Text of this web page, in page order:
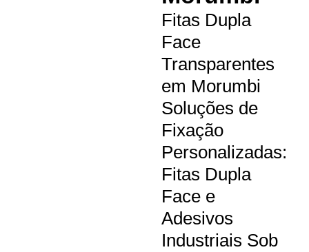
Fitas Dupla
Face
Transparentes
em Morumbi
Soluções de
Fixação
Personalizadas:
Fitas Dupla
Face e
Adesivos
Industriais Sob